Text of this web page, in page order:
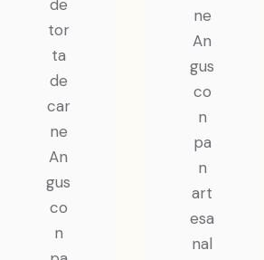
de
tor
ta
de
car
ne
An
gus
co
n
ne
An
gus
co
n
pa
n
art
esa
nal